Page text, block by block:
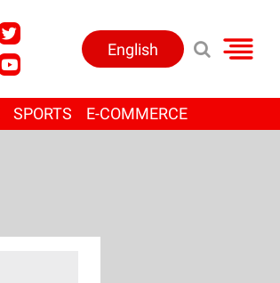
English
SPORTS E-COMMERCE